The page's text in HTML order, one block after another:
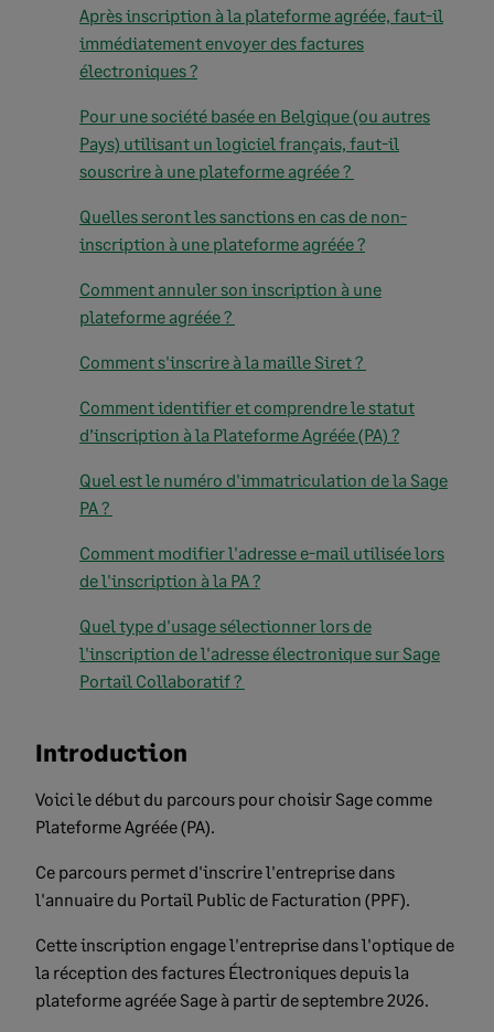
Après inscription à la plateforme agréée, faut-il
immédiatement envoyer des factures
électroniques ?
Pour une société basée en Belgique (ou autres
Pays) utilisant un logiciel français, faut-il
souscrire à une plateforme agréée ?
Quelles seront les sanctions en cas de non-
inscription à une plateforme agréée ?
Comment annuler son inscription à une
plateforme agréée ?
Comment s'inscrire à la maille Siret ?
Comment identifier et comprendre le statut
d’inscription à la Plateforme Agréée (PA) ?
Quel est le numéro d'immatriculation de la Sage
PA ?
Comment modifier l'adresse e-mail utilisée lors
de l'inscription à la PA ?
Quel type d'usage sélectionner lors de
l'inscription de l'adresse électronique sur Sage
Portail Collaboratif ?
Introduction
Voici le début du parcours pour choisir Sage comme
Plateforme Agréée (PA).
Ce parcours permet d'inscrire l'entreprise dans
l'annuaire du Portail Public de Facturation (PPF).
Cette inscription engage l'entreprise dans l'optique de
la réception des factures Électroniques depuis la
plateforme agréée Sage à partir de septembre 2026.